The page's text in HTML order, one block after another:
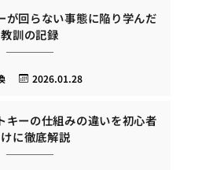
が回らない事態に陥り学んだ
教訓の記録
2026.01.28
キーの仕組みの違いを初心者
に徹底解説